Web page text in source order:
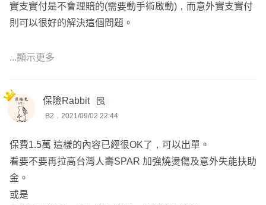
實支實付是不會理賠的(需要動手術啟動)，而意外實支實付
則可以很好的解決這個問題。
而且若單論燒燙傷，不論皮膚移植，新保倍的額度更高，
對於個人責任這塊較為擔心的話可以選擇新保倍。
若是預算足夠可以兩家都規劃的話那是最好的！
有投保需求歡迎點擊傳送訊息與我討論！
...顯示更多
保險Rabbit
B2．2021/09/02 22:44
保費1.5萬 這樣的內容已經很OK了，可以出單。
看要不要再拉高台灣人壽SPAR 加強燒燙傷及意外失能扶助
金。
或是